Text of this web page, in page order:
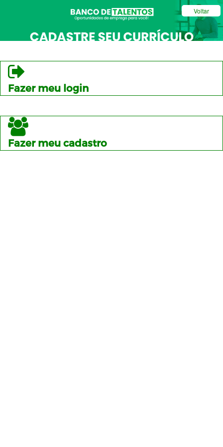
Voltar
Fazer meu login
Fazer meu cadastro